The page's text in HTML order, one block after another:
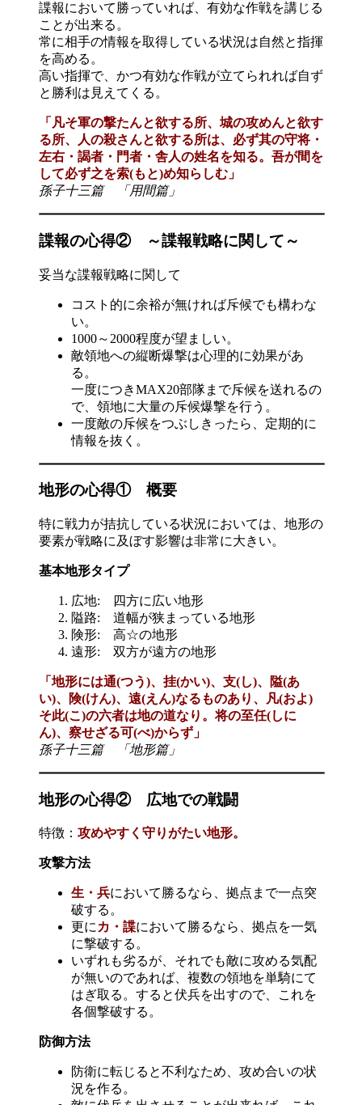
諜報において勝っていれば、有効な作戦を講じる
ことが出来る。
常に相手の情報を取得している状況は自然と指揮
を高める。
高い指揮で、かつ有効な作戦が立てられれば自ず
と勝利は見えてくる。
「凡そ軍の撃たんと欲する所、城の攻めんと欲す
る所、人の殺さんと欲する所は、必ず其の守将・
左右・謁者・門者・舎人の姓名を知る。吾が間を
して必ず之を索(もと)め知らしむ」
孫子十三篇 「用間篇」
諜報の心得② ～諜報戦略に関して～
妥当な諜報戦略に関して
コスト的に余裕が無ければ斥候でも構わな
い。
1000～2000程度が望ましい。
敵領地への縦断爆撃は心理的に効果があ
る。
一度につきMAX20部隊まで斥候を送れるの
で、領地に大量の斥候爆撃を行う。
一度敵の斥候をつぶしきったら、定期的に
情報を抜く。
地形の心得① 概要
特に戦力が拮抗している状況においては、地形の
要素が戦略に及ぼす影響は非常に大きい。
基本地形タイプ
広地: 四方に広い地形
隘路: 道幅が狭まっている地形
険形: 高☆の地形
遠形: 双方が遠方の地形
「地形には通(つう)、挂(かい)、支(し)、隘(あ
い)、険(けん)、遠(えん)なるものあり、凡(およ)
そ此(こ)の六者は地の道なり。将の至任(しに
ん)、察せざる可(べ)からず」
孫子十三篇 「地形篇」
地形の心得② 広地での戦闘
特徴： 攻めやすく守りがたい地形。
攻撃方法
生・兵において勝るなら、拠点まで一点突
破する。
更に カ・諜において勝るなら、拠点を一気
に撃破する。
いずれも劣るが、それでも敵に攻める気配
が無いのであれば、複数の領地を単騎にて
はぎ取る。すると伏兵を出すので、これを
各個撃破する。
防御方法
防衛に転じると不利なため、攻め合いの状
況を作る。